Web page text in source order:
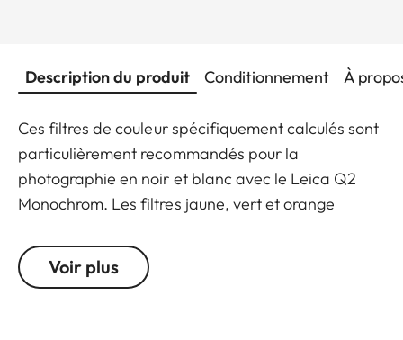
Description du produit Conditionnement À
Ces filtres de couleur spécifiquement calculés sont
particulièrement recommandés pour la
photographie en noir et blanc avec le Leica Q2
Monochrom. Les filtres jaune, vert et orange
gamme d'effets créatifs avec la lumière et le
contraste. En modifiant la conversion des couleurs
Voir plus